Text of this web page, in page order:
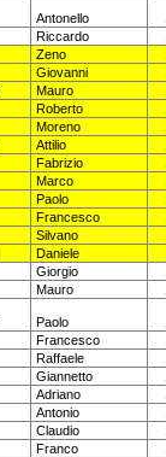
Antonello
Riccardo
Zeno
Giovanni
Mauro
Roberto
Moreno
Attilio
Fabrizio
Marco
Paolo
Francesco
Silvano
Daniele
Giorgio
Mauro
Paolo
Francesco
Raffaele
Giannetto
Adriano
Antonio
Claudio
Franco